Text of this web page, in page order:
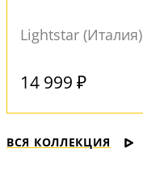
Lightstar (Италия)
14 999 ₽
ВСЯ КОЛЛЕКЦИЯ